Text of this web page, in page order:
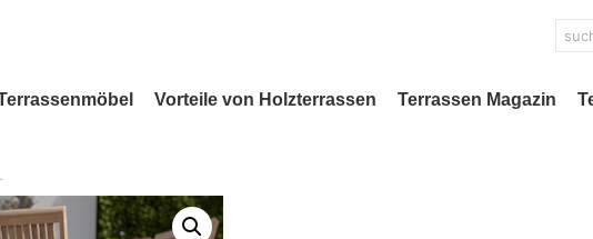
Search
for:
Vorteile von Holzterrassen Terrassen Magazin